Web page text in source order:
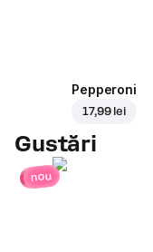
Pepperoni
17,99 lei
Gustări
nou